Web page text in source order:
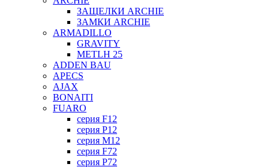
ЗАЩЕЛКИ ARCHIE
ЗАМКИ ARCHIE
ARMADILLO
GRAVITY
METLH 25
ADDEN BAU
APECS
AJAX
BONAITI
FUARO
серия F12
серия P12
серия M12
серия F72
серия P72